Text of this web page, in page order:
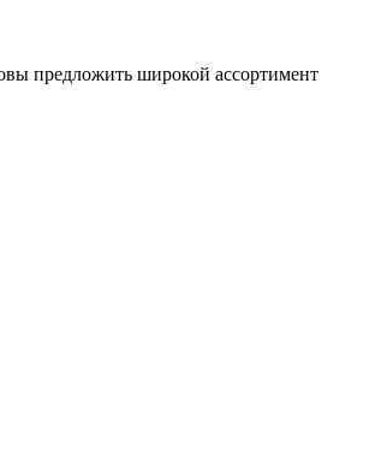
предложить широкой ассортимент